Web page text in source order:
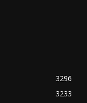
3296
3233